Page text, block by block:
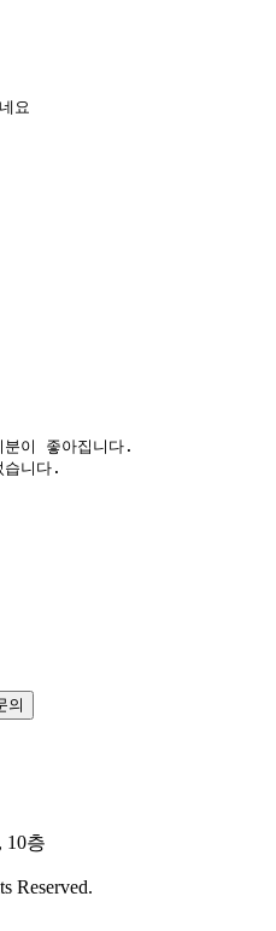
요
이 좋아집니다.
니다.
의
10층
Reserved.